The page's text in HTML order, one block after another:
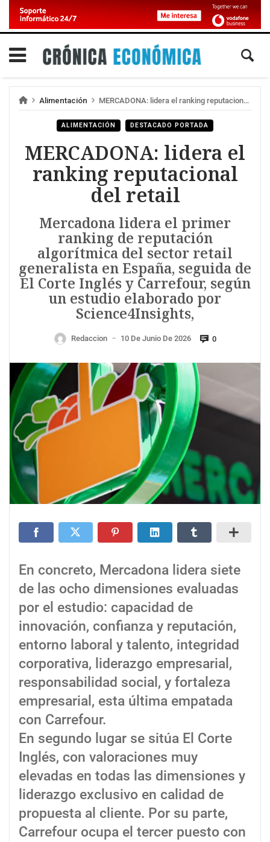
Alimentación MERCADONA: lidera el ranking reputacional del retail
ALIMENTACIÓN DESTACADO PORTADA
MERCADONA: lidera el
ranking reputacional
del retail
Mercadona lidera el primer
ranking de reputación
algorítmica del sector retail
generalista en España, seguida de
El Corte Inglés y Carrefour, según
un estudio elaborado por
Science4Insights,
Redaccion — 10 De Junio De 2026 0
En concreto, Mercadona lidera siete
de las ocho dimensiones evaluadas
por el estudio: capacidad de
innovación, confianza y reputación,
entorno laboral y talento, integridad
corporativa, liderazgo empresarial,
responsabilidad social, y fortaleza
empresarial, esta última empatada
con Carrefour.
En segundo lugar se sitúa El Corte
Inglés, con valoraciones muy
elevadas en todas las dimensiones y
liderazgo exclusivo en calidad de
propuesta al cliente. Por su parte,
Carrefour ocupa el tercer puesto con